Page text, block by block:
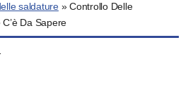
saldature»Controllo Delle
Da Sapere